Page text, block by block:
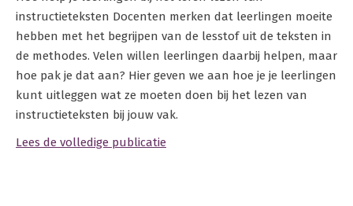
instructieteksten Docenten merken dat leerlingen moeite
hebben met het begrijpen van de lesstof uit de teksten in
de methodes. Velen willen leerlingen daarbij helpen, maar
hoe pak je dat aan? Hier geven we aan hoe je je leerlingen
kunt uitleggen wat ze moeten doen bij het lezen van
instructieteksten bij jouw vak.
Lees de volledige publicatie